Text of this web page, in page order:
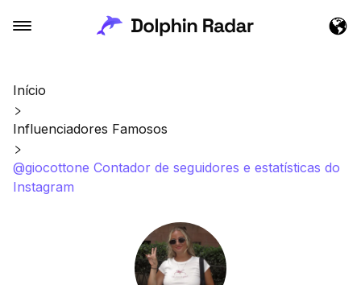
Início
Influenciadores Famosos
@giocottone Contador de seguidores e estatísticas do
Instagram